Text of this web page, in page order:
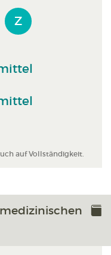
Z
auf Vollständigkeit.